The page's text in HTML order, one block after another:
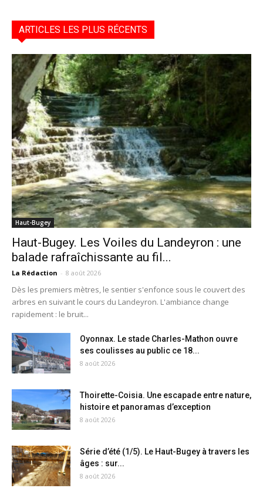
ARTICLES LES PLUS RÉCENTS
Haut-Bugey
Haut-Bugey. Les Voiles du Landeyron : une
balade rafraîchissante au fil...
La Rédaction - 8 août 2026
Dès les premiers mètres, le sentier s'enfonce sous le couvert des
arbres en suivant le cours du Landeyron. L'ambiance change
rapidement : le bruit...
Oyonnax. Le stade Charles-Mathon ouvre
ses coulisses au public ce 18...
8 août 2026
Thoirette-Coisia. Une escapade entre nature,
histoire et panoramas d’exception
8 août 2026
Série d’été (1/5). Le Haut-Bugey à travers les
âges : sur...
8 août 2026